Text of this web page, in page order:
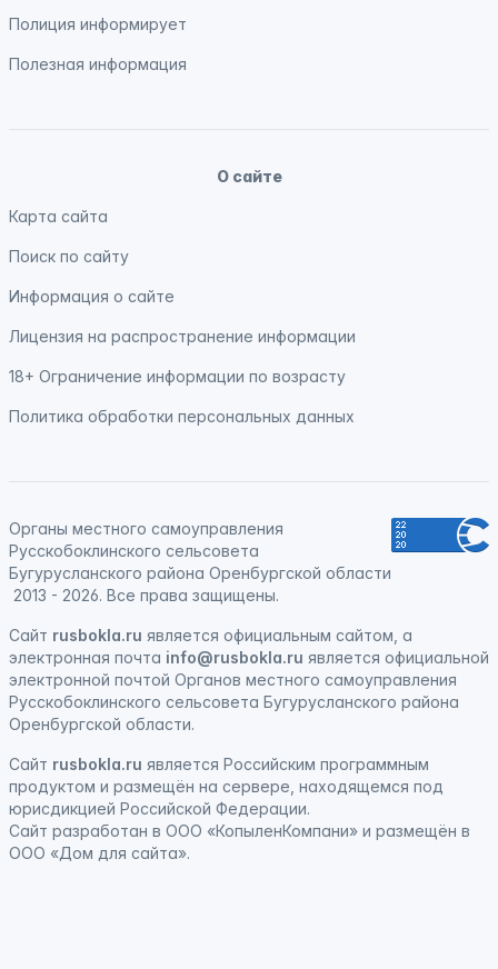
Полиция информирует
Полезная информация
О сайте
Карта сайта
Поиск по сайту
Информация о сайте
Лицензия на распространение информации
18+ Ограничение информации по возрасту
Политика обработки персональных данных
Органы местного самоуправления
Русскобоклинского сельсовета
Бугурусланского района Оренбургской области
2013 - 2026. Все права защищены.
Сайт rusbokla.ru является официальным сайтом, а
электронная почта info@rusbokla.ru является официальной
электронной почтой Органов местного самоуправления
Русскобоклинского сельсовета Бугурусланского района
Оренбургской области.
Сайт rusbokla.ru является Российским программным
продуктом и размещён на сервере, находящемся под
юрисдикцией Российской Федерации.
Сайт разработан в ООО «КопыленКомпани» и размещён в
ООО «Дом для сайта».